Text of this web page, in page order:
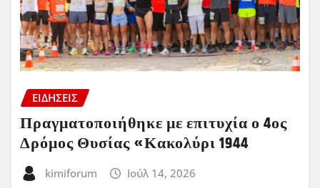
ΕΙΔΗΣΕΙΣ
Πραγματοποιήθηκε με επιτυχία ο 4ος
Δρόμος Θυσίας «Κακολύρι 1944
kimiforum Ιούλ 14, 2026